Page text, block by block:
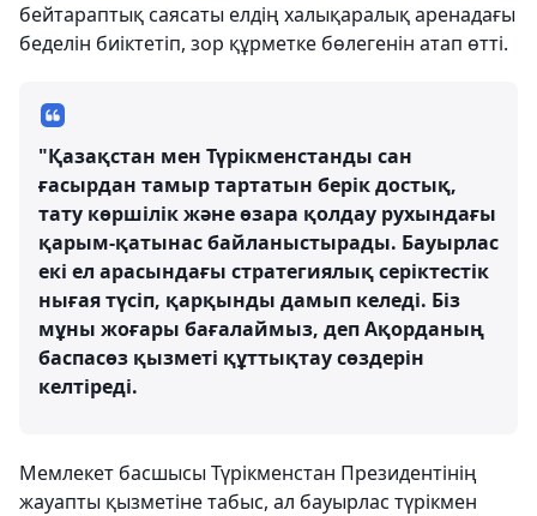
бейтараптық саясаты елдің халықаралық аренадағы
беделін биіктетіп, зор құрметке бөлегенін атап өтті.
"Қазақстан мен Түрікменстанды сан
ғасырдан тамыр тартатын берік достық,
тату көршілік және өзара қолдау рухындағы
қарым-қатынас байланыстырады. Бауырлас
екі ел арасындағы стратегиялық серіктестік
нығая түсіп, қарқынды дамып келеді. Біз
мұны жоғары бағалаймыз, деп Ақорданың
баспасөз қызметі құттықтау сөздерін
келтіреді.
Мемлекет басшысы Түрікменстан Президентінің
жауапты қызметіне табыс, ал бауырлас түрікмен